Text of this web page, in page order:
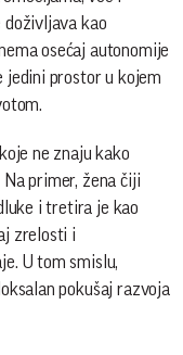
doživljava kao
osećaj autonomije
jedini prostor u kojem
ne znaju kako
primer, žena čiji
i tretira je kao
zrelosti i
U tom smislu,
pokušaj razvoja